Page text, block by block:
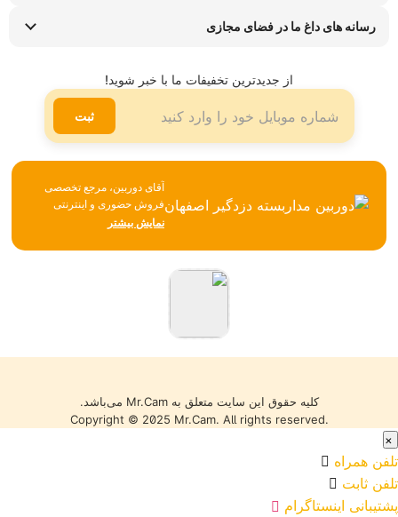
فروشگاه های حضوری
ضمانت هفت روزه وی تم
رسانه های داغ ما در فضای مجازی
لینکدین
از جدیدترین تخفیفات ما با خبر شوید!
ثبت
آقای دوربین، مرجع تخصصی
فروش حضوری و اینترنتی
تجهیزات نظارتی، امنیتی و
تکیه بر تجربه، مشاوره
قیمت مناسب عرضه می‌شوند
نمایش بیشتر
کلیه حقوق این سایت متعلق به Mr.Cam می‌باشد.
Copyright © 2025 Mr.Cam. All rights reserved.
×
تلفن همراه
تلفن ثابت
پشتیبانی اینستاگرام